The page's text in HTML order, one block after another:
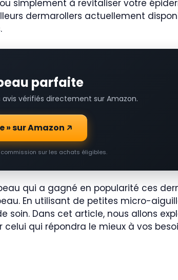
ou simplement à revitaliser votre
dermarollers actuellement
parfaite
vérifiés directement sur Amazon.
» sur Amazon
sur les achats éligibles.
qui a gagné en popularité ces
En utilisant de petites micro-
soin. Dans cet article, nous allons
qui répondra le mieux à vos